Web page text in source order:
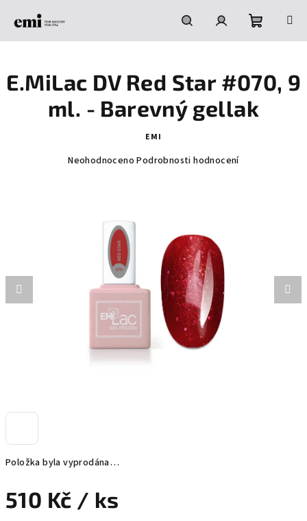
HledatPřihlášeníNákupní
košík
Položka byla vyprodána…
510 Kč / ks
E.MiLac DV Red Star #070, 9
ml. - Barevný gellak
EMI
Průměrné
hvězdiček.
Neohodnoceno Podrobnosti hodnocení